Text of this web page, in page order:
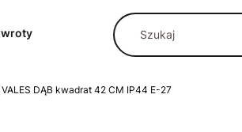
DĄB kwadrat 42 CM IP44 E-27